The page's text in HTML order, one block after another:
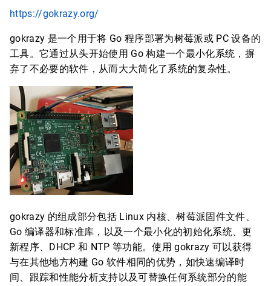
https://gokrazy.org/
gokrazy 是一个用于将 Go 程序部署为树莓派或 PC 设备的
工具。它通过从头开始使用 Go 构建一个最小化系统，摒
弃了不必要的软件，从而大大简化了系统的复杂性。
gokrazy 的组成部分包括 Linux 内核、树莓派固件文件、
Go 编译器和标准库，以及一个最小化的初始化系统、更
新程序、DHCP 和 NTP 等功能。使用 gokrazy 可以获得
与在其他地方构建 Go 软件相同的优势，如快速编译时
间、跟踪和性能分析支持以及可替换任何系统部分的能